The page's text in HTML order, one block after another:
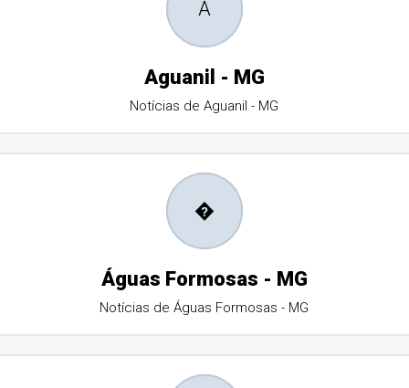
A
Aguanil - MG
Notícias de Aguanil - MG
�
Águas Formosas - MG
Notícias de Águas Formosas - MG